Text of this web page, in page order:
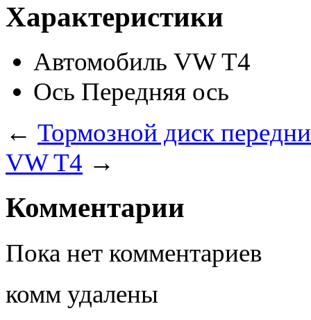
Характеристики
Автомобиль VW T4
Ось Передняя ось
← Тормозной диск
VW T4 →
Комментарии
Пока нет комментариев
комм удалены